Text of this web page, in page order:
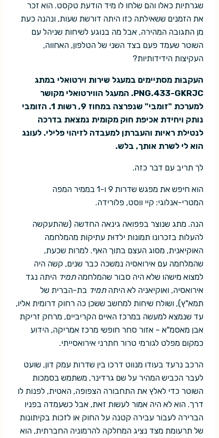
שגרתיות כאלו והם שלחו לו מיד הודעת טקסט. הוא זכר
את הזמנים ששאילתה כזו היתה דורשת שעות, ונהנה כעת
מן התגובה המהירה, אבל מה בנוגע לשיחות שניהל עם
השוטר שעמד פעם בצד השני של הטלפון, האחווה,
העקיצות הידידותיות?
העקבות מסתיימים במעגל שירות וירטואלי במתג
PNG.433-GKRJC. המעגל הווירטואלי מקושר
למערכת "זומבי" שנפרצה במחוז 9, רשות 1. הזומבי
נותק ויחידת אכיפת חוק מקומית נמצאת בדרכה
לנטילת ראיות והעברתן למעבדה לזיהוי פלילי. לעונג
הוא לי לשרת אותך, בלש.
לך תריב עם דבר כזה.
הוא חיפש את מפגש שדרות 9 ו-1 בממיר המפה
המטרי-אנלוגי: קיי ווסט, פלורידה.
הנה. מתג שנוצר בפפואה גינאה החדשה (שהתעקשה
להעלות בזכרונו תמונות ילדוּת עתיקות מהמלחמה
האוקיאנית, מסוג העצם בתוך האף. למרות שכעת,
שהמלחמה עם אירואסיה נמשכה כבר שנים, קשה היה
למצוא מישהו שלא היה סבור שהמלחמהתמיד היתה נגד
אירואסיה, ואוקיאניה לא היתהתמיד בת-הברית של
תמא"ץ), ושולח שיחות למחשב ששכן כה רחוק דרומית אליו,
עד שנמצא למעשה במרכז האיים הקריביים, מרחק זריקת
אבן מאסמ"א – אזור סחר חופשי מרכז אמריקה, הידוע
כמקום מפלט לגורמי טרור חתרני אירואסייתי.
הרכב נרעד בעודו מנווט דרכו בין שדרות עמק דון, שועט
לעבר הכביש המהיר על שם גרדינר, משתמש בסמכות
השוטר כדי לאלץ את התחבורה הצפופה, האטית, לפנות לו
דרך. הוא לא היה אמור לעשות זאת, אבל כשעמדה בפניו
הברירה לעבור עבירה קטנה על החוק או לזכות בקיתונות
של תרעומת מצד נציג המחלקה להרמוניה החברתית, הוא